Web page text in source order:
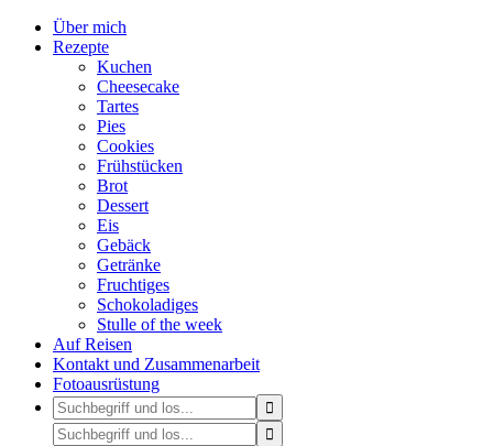
Über mich
Rezepte
Kuchen
Cheesecake
Tartes
Pies
Cookies
Frühstücken
Brot
Dessert
Eis
Gebäck
Getränke
Fruchtiges
Schokoladiges
Stulle of the week
Auf Reisen
Kontakt und Zusammenarbeit
Fotoausrüstung